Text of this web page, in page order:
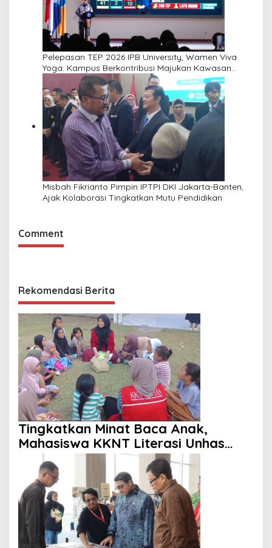
Pelepasan TEP 2026 IPB University, Wamen Viva
Yoga: Kampus Berkontribusi Majukan Kawasan
Transmigrasi
Misbah Fikrianto Pimpin IPTPI DKI Jakarta-Banten,
Ajak Kolaborasi Tingkatkan Mutu Pendidikan
Comment
Rekomendasi Berita
Tingkatkan Minat Baca Anak,
Mahasiswa KKNT Literasi Unhas
Gelar Program Membaca Nyaring di
Lima Dusun Desa Laikang